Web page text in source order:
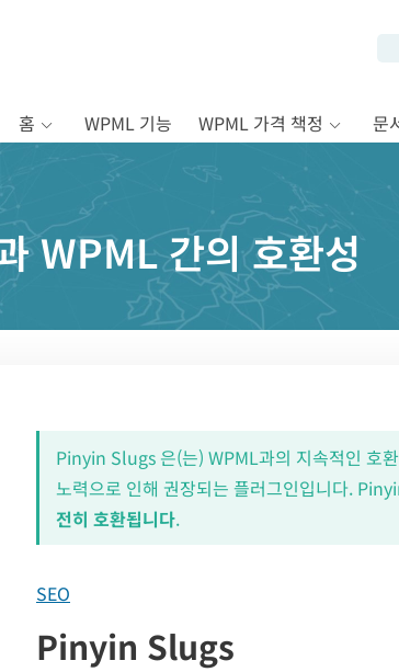
홈 WPML 기능 WPML 가격 책정 문
WPML 간의 호환성
Pinyin Slugs 은(는) WPML과의 지속적인 호
노력으로 인해 권장되는 플러그인입니다.
전히 호환됩니다.
SEO
Pinyin Slugs